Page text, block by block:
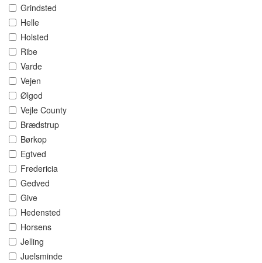
Grindsted
Helle
Holsted
Ribe
Varde
Vejen
Ølgod
Vejle County
Brædstrup
Børkop
Egtved
Fredericia
Gedved
Give
Hedensted
Horsens
Jelling
Juelsminde